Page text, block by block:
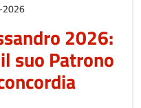
2026:
suo Patrono